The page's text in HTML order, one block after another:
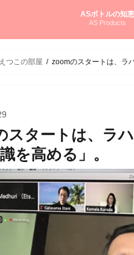
ASボトルの知恵
AS Products
えつこの部屋 zoomのスタートは、ラ
スタートは、ラ
を高める」。